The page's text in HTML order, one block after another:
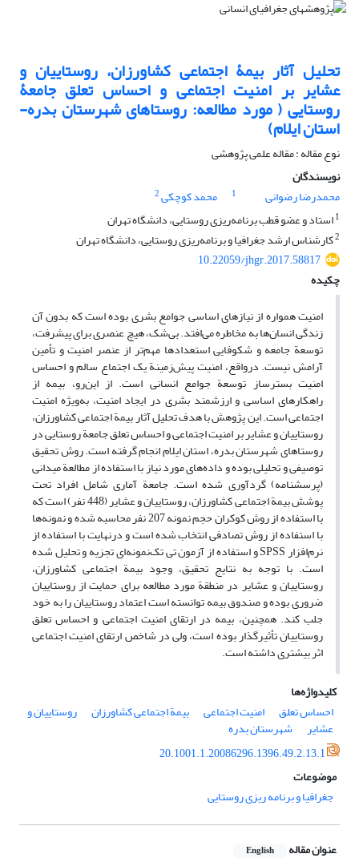
تحلیل آثار بیمۀ اجتماعی کشاورزان، روستاییان و
عشایر بر امنیت اجتماعی و احساس تعلق جامعۀ
روستایی ( مورد مطالعه: روستاهای شهرستان بدره-
استان ایلام)
نوع مقاله : مقاله علمی پژوهشی
نویسندگان
محمدرضا رضوانی
1 محمد کوچکی2
1استاد و عضو قطب برنامه‌ریزی روستایی، دانشگاه تهران
2کارشناس ارشد جغرافیا و برنامه‌ریزی روستایی، دانشگاه تهران
10.22059/jhgr.2017.58817
چکیده
امنیت همواره از نیازهای اساسی جوامع بشری بوده است که بدون آن
زندگی انسان‌ها به مخاطره می‌افتد. بی‌شک، هیچ عنصری برای پیشرفت،
توسعة جامعه و شکوفایی استعدادها مهم‌تر از عنصر امنیت و تأمین
آرامش نیست. درواقع، امنیت پیش‌زمینة یک اجتماع سالم و احساس
امنیت بسترساز توسعة جوامع انسانی است. از این‌رو، بیمه از
راهکارهای اساسی و ارزشمند بشری در ایجاد امنیت، به‌ویژه امنیت
اجتماعی است. این پژوهش با هدف تحلیل آثار بیمة اجتماعی کشاورزان،
روستاییان و عشایر بر امنیت اجتماعی و احساس تعلق جامعة روستایی در
روستاهای شهرستان بدره، استان ایلام انجام گرفته است. روش تحقیق
توصیفی و تحلیلی بوده و داده‌های مورد نیاز با استفاده از مطالعة میدانی
(پرسشنامه) گردآوری شده است. جامعة آماری شامل افراد تحت
پوشش بیمة اجتماعی کشاورزان، روستاییان و عشایر (448 نفر) است که
با استفاده از روش کوکران حجم نمونه 207 نفر محاسبه شده و نمونه‌ها
با استفاده از روش تصادفی انتخاب شده است و درنهایت با استفاده از
نرم‌افزار SPSS و استفاده از آزمون تی تک‌نمونه‌ای تجزیه و تحلیل شده
است. با توجه به نتایج تحقیق، وجود بیمة اجتماعی کشاورزان،
روستاییان و عشایر در منطقة مورد مطالعه برای حمایت از روستاییان
ضروری بوده و صندوق بیمه توانسته است اعتماد روستاییان را به خود
جلب کند. همچنین، بیمه در ارتقای امنیت اجتماعی و احساس تعلق
روستاییان تأثیرگذار بوده است، ولی در شاخص ارتقای امنیت اجتماعی
اثر بیشتری داشته است.
کلیدواژه‌ها
احساس تعلق
امنیت اجتماعی بیمة اجتماعی کشاورزان روستاییان و
عشایر
شهرستان بدره
20.1001.1.20086296.1396.49.2.13.1
موضوعات
جغرافیا و برنامه ریزی روستایی
عنوان مقاله English